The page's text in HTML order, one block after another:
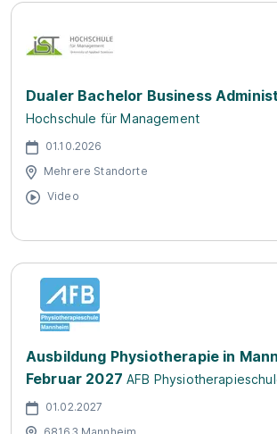
Dualer Bachelor Business
Hochschule für Management
01.10.2026
Mehrere Standorte
Video
Ausbildung Physiotherapie in
Februar 2027 AFB
01.02.2027
68163 Mannheim